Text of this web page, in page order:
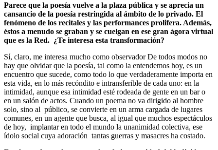
Parece que la poesía vuelve a la plaza pública y se aprecia un
cansancio de la poesía restringida al ámbito de lo privado. El
fenómeno de los recitales y las performances prolifera. Además,
éstos a menudo se graban y se cuelgan en ese gran ágora virtual
que es la Red. ¿Te interesa esta transformación?
Sí, claro, me interesa mucho como observador De todos modos no
hay que olvidar que la poesía, tal como la entendemos hoy, es un
encuentro que sucede, como todo lo que verdaderamente importa en
esta vida, en lo más recóndito e intransferible de cada uno: en la
intimidad, aunque esa intimidad esté rodeada de gente en un bar o
en un salón de actos. Cuando un poema no va dirigido al hombre
solo, sino al público, se convierte en un arma cargada de lugares
comunes, en un agente que busca, al igual que muchos espectáculos
de hoy, implantar en todo el mundo la unanimidad colectiva, ese
ídolo social cuya adoración tantas guerras y masacres ha costado.